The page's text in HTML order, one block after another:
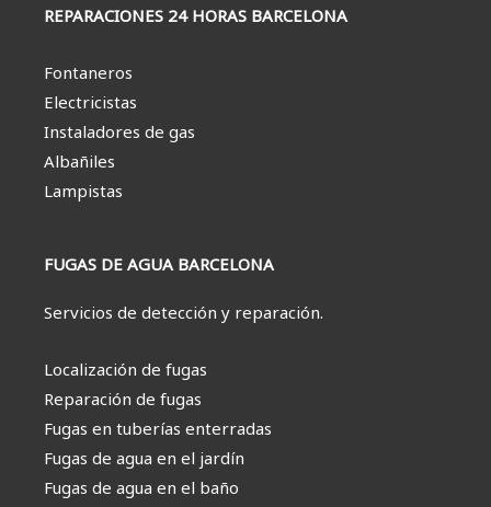
REPARACIONES 24 HORAS BARCELONA
Fontaneros
Electricistas
Instaladores de gas
Albañiles
Lampistas
FUGAS DE AGUA BARCELONA
Servicios de detección y reparación.
Localización de fugas
Reparación de fugas
Fugas en tuberías enterradas
Fugas de agua en el jardín
Fugas de agua en el baño